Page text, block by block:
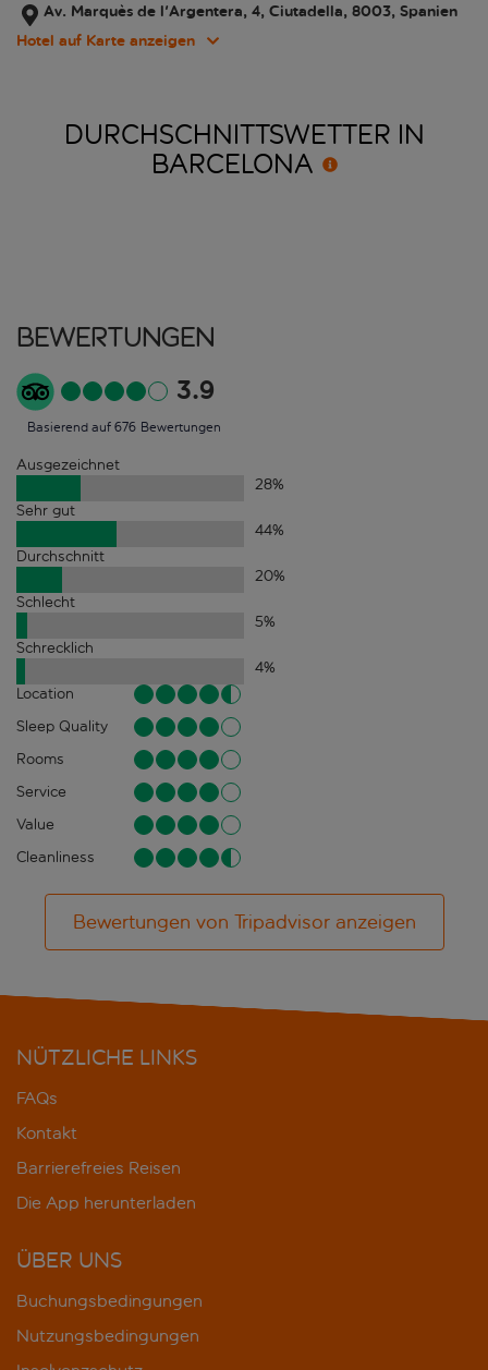
Av. Marquès de l'Argentera, 4, Ciutadella, 8003, Spanien
Hotel auf Karte anzeigen
DURCHSCHNITTSWETTER IN
BARCELONA
Bewertungen
3.9
Basierend auf 676 Bewertungen
Ausgezeichnet
28%
Sehr gut
44%
Durchschnitt
20%
Schlecht
5%
Schrecklich
4%
Location
Sleep Quality
Rooms
Service
Value
Cleanliness
Bewertungen von Tripadvisor anzeigen
NÜTZLICHE LINKS
FAQs
Kontakt
Barrierefreies Reisen
Die App herunterladen
ÜBER UNS
Buchungsbedingungen
Nutzungsbedingungen